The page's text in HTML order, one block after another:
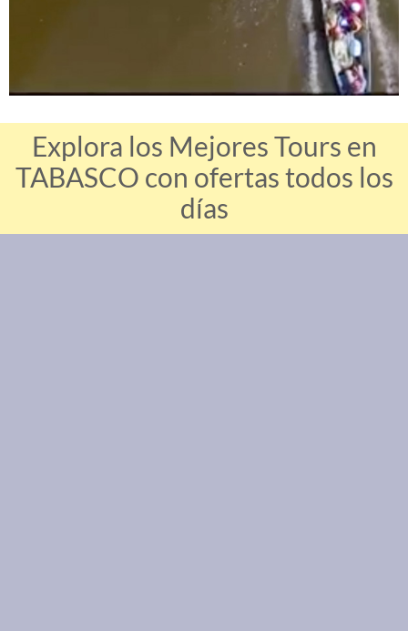
Explora los Mejores Tours en
TABASCO con ofertas todos los
días